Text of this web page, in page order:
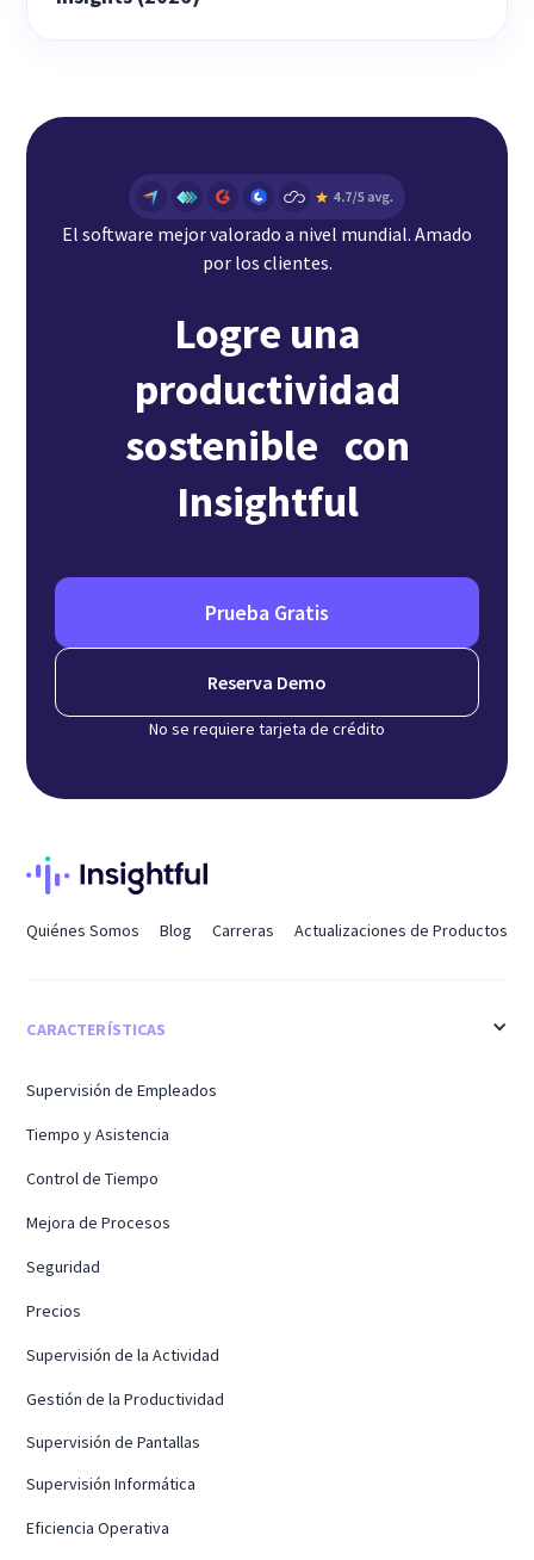
El software mejor valorado a nivel mundial. Amado
por los clientes.
Logre una
productividad
sostenible con
Insightful
Prueba Gratis
Reserva Demo
No se requiere tarjeta de crédito
Quiénes Somos Blog Carreras Actualizaciones de Productos
CARACTERÍSTICAS
Supervisión de Empleados
Tiempo y Asistencia
Control de Tiempo
Mejora de Procesos
Seguridad
Precios
Supervisión de la Actividad
Gestión de la Productividad
Supervisión de Pantallas
Supervisión Informática
Eficiencia Operativa